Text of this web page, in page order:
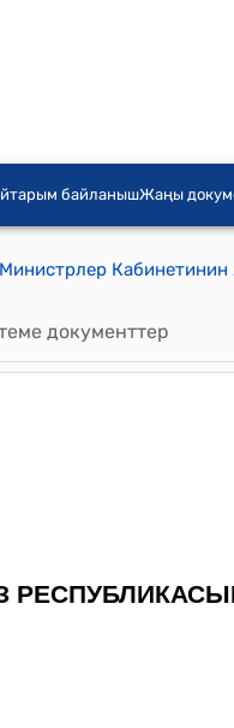
байланышЖаңы
документтер